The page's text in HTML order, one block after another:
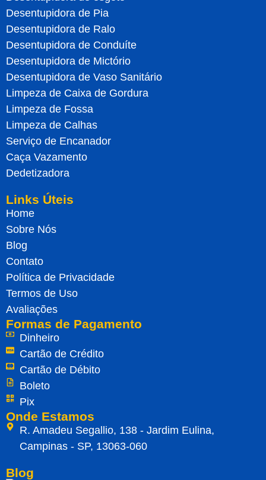
Desentupidora de Pia
Desentupidora de Ralo
Desentupidora de Conduíte
Desentupidora de Mictório
Desentupidora de Vaso Sanitário
Limpeza de Caixa de Gordura
Limpeza de Fossa
Limpeza de Calhas
Serviço de Encanador
Caça Vazamento
Dedetizadora
Links Úteis
Home
Sobre Nós
Blog
Contato
Política de Privacidade
Termos de Uso
Avaliações
Formas de Pagamento
Dinheiro
Cartão de Crédito
Cartão de Débito
Boleto
Pix
Onde Estamos
R. Amadeu Segallio, 138 - Jardim Eulina,
Campinas - SP, 13063-060
Blog